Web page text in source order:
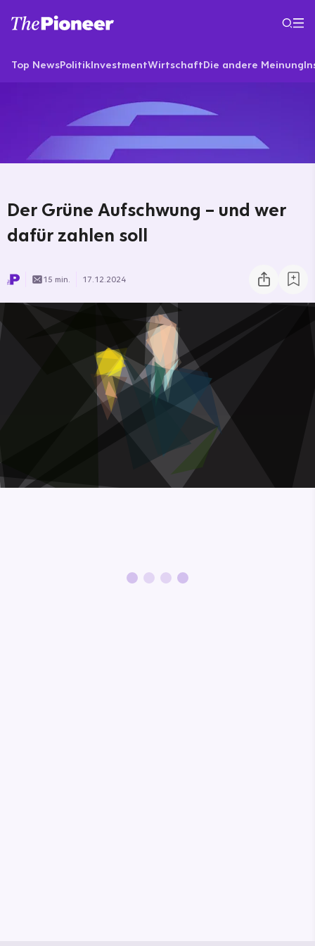
Top NewsPolitikInvestmentWirtschaftDie andere Meinung
Der Grüne Aufschwung – und wer
dafür zahlen soll
15 min. 17.12.2024